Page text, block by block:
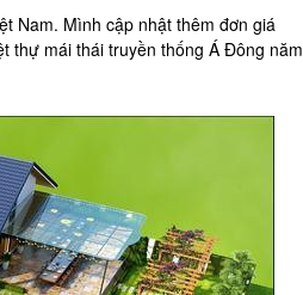
Nam. Mình cập nhật thêm đơn giá
thự mái thái truyền thống Á Đông năm